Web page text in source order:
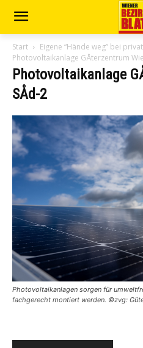
Start
Eigene “Hände weg” bei
Photovoltaikanlage GÅterzentrum
Photovoltaikanlage
SÅd-2
Photovoltaikanlagen sorgen für
fachgerecht montiert werden. ©zvg: